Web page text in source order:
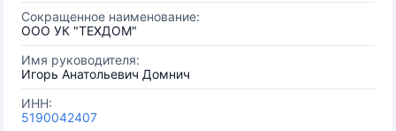
Сокращенное наименование:
ООО УК "ТЕХДОМ"
Имя руководителя:
Игорь Анатольевич Домнич
ИНН:
5190042407